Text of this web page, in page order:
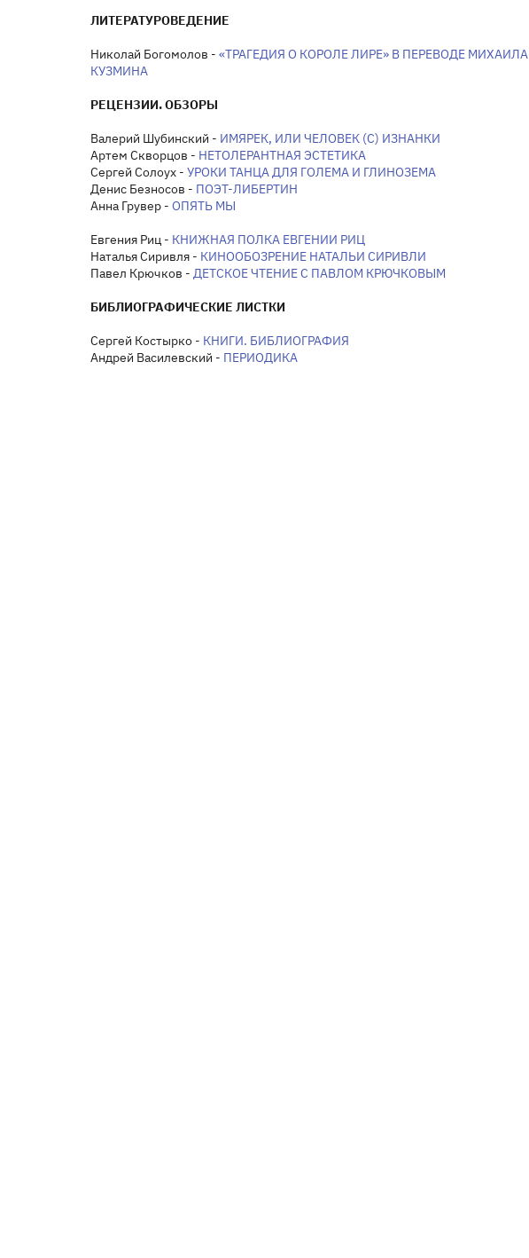
ЛИТЕРАТУРОВЕДЕНИЕ
Николай Богомолов - «ТРАГЕДИЯ О КОРОЛЕ ЛИРЕ» В ПЕРЕВОДЕ МИХАИЛА
КУЗМИНА
РЕЦЕНЗИИ. ОБЗОРЫ
Валерий Шубинский - ИМЯРЕК, ИЛИ ЧЕЛОВЕК (С) ИЗНАНКИ
Артем Скворцов - НЕТОЛЕРАНТНАЯ ЭСТЕТИКА
Сергей Солоух - УРОКИ ТАНЦА ДЛЯ ГОЛЕМА И ГЛИНОЗЕМА
Денис Безносов - ПОЭТ-ЛИБЕРТИН
Анна Грувер - ОПЯТЬ МЫ
Евгения Риц - КНИЖНАЯ ПОЛКА ЕВГЕНИИ РИЦ
Наталья Сиривля - КИНООБОЗРЕНИЕ НАТАЛЬИ СИРИВЛИ
Павел Крючков - ДЕТСКОЕ ЧТЕНИЕ С ПАВЛОМ КРЮЧКОВЫМ
БИБЛИОГРАФИЧЕСКИЕ ЛИСТКИ
Сергей Костырко - КНИГИ. БИБЛИОГРАФИЯ
Андрей Василевский - ПЕРИОДИКА